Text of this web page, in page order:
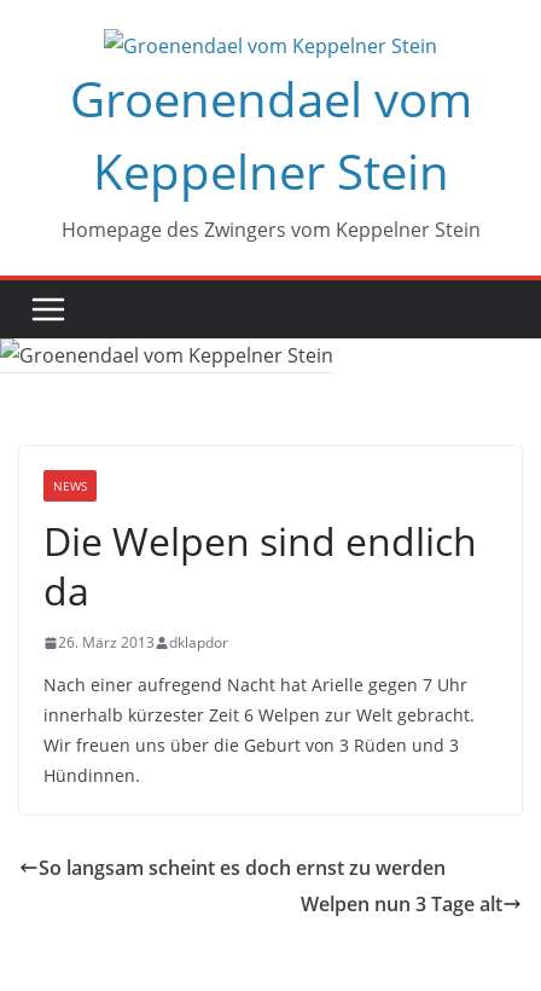
springenGroenendael vom
Keppelner Stein
Homepage des Zwingers vom Keppelner Stein
NEWS
Die Welpen sind endlich
da
26. März 2013 dklapdor
Nach einer aufregend Nacht hat Arielle gegen 7 Uhr
innerhalb kürzester Zeit 6 Welpen zur Welt gebracht.
Wir freuen uns über die Geburt von 3 Rüden und 3
Hündinnen.
So langsam scheint es doch ernst zu werden
Welpen nun 3 Tage alt